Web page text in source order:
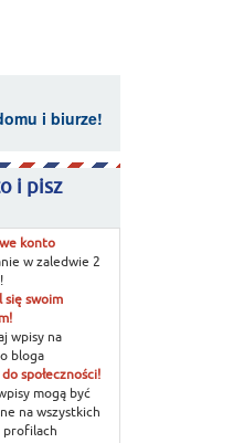
i biurze!
i pisz
konto
w zaledwie 2
się swoim
wpisy na
bloga
do społeczności!
mogą być
na wszystkich
profilach